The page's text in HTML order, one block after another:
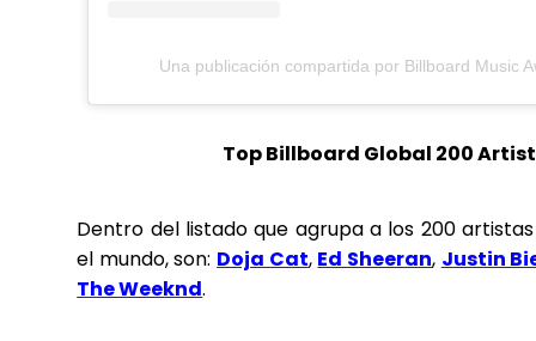
Una publicación compartida por Billboard Music
Top Billboard Global 200
Dentro del listado que agrupa a los 200
el mundo, son: Doja Cat, Ed Sheeran, Justin
The Weeknd.